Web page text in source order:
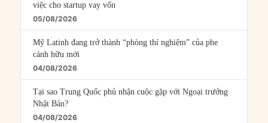
việc cho startup vay vốn
05/08/2026
Mỹ Latinh đang trở thành “phòng thí nghiệm” của phe
cánh hữu mới
04/08/2026
Tại sao Trung Quốc phủ nhận cuộc gặp với Ngoại trưởng
Nhật Bản?
04/08/2026